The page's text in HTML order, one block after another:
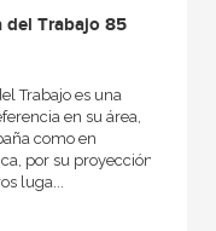
del Trabajo 85
Trabajo es una
en su área,
como en
por su proyección
luga...